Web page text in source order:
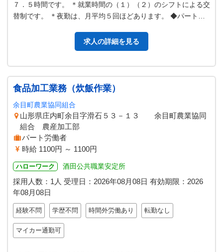
７．５時間です。 ＊就業時間の（１）（２）のシフトによる交
替制です。 ＊夜勤は、月平均５回ほどあります。 ◆パートで
求人の詳細を見る
食品加工業務（炊飯作業）
余目町農業協同組合
山形県庄内町余目字滑石５３－１３ 余目町農業協同
組合 農産加工部
パート労働者
時給 1100円 ～ 1100円
ハローワーク 酒田公共職業安定所
採用人数：1人 受理日： 2026年08月08日 有効期限： 2026
年08月08日
経験不問 学歴不問 時間外労働あり 転勤なし
マイカー通勤可